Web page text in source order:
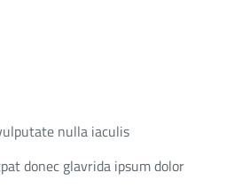
nulla iaculis
donec glavrida ipsum dolor